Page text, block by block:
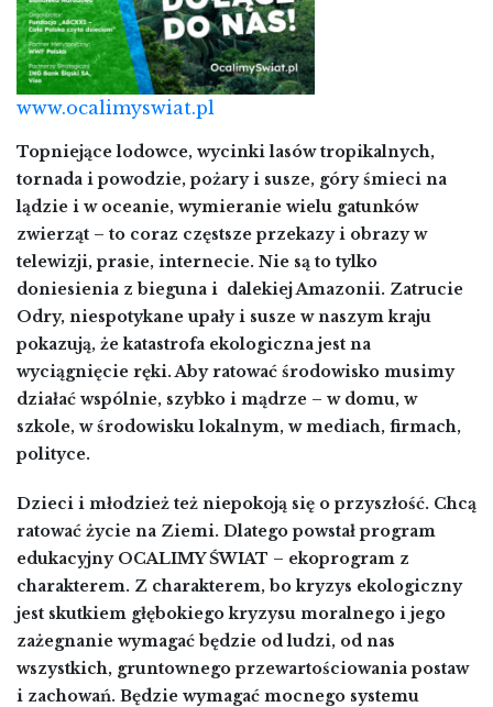
www.ocalimyswiat.pl
Topniejące lodowce, wycinki lasów tropikalnych,
tornada i powodzie, pożary i susze, góry śmieci na
lądzie i w oceanie, wymieranie wielu gatunków
zwierząt – to coraz częstsze przekazy i obrazy w
telewizji, prasie, internecie. Nie są to tylko
doniesienia z bieguna i dalekiej Amazonii. Zatrucie
Odry, niespotykane upały i susze w naszym kraju
pokazują, że katastrofa ekologiczna jest na
wyciągnięcie ręki. Aby ratować środowisko musimy
działać wspólnie, szybko i mądrze – w domu, w
szkole, w środowisku lokalnym, w mediach, firmach,
polityce.
Dzieci i młodzież też niepokoją się o przyszłość. Chcą
ratować życie na Ziemi. Dlatego powstał program
edukacyjny OCALIMY ŚWIAT – ekoprogram z
charakterem. Z charakterem, bo kryzys ekologiczny
jest skutkiem głębokiego kryzysu moralnego i jego
zażegnanie wymagać będzie od ludzi, od nas
wszystkich, gruntownego przewartościowania postaw
i zachowań. Będzie wymagać mocnego systemu